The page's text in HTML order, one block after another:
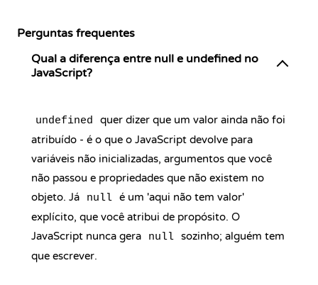
Perguntas frequentes
Qual a diferença entre null e undefined no
JavaScript?
undefined
quer dizer que um valor ainda não foi
atribuído - é o que o JavaScript devolve para
variáveis não inicializadas, argumentos que você
não passou e propriedades que não existem no
objeto. Já
null é um 'aqui não tem valor'
explícito, que você atribui de propósito. O
JavaScript nunca gera
null sozinho; alguém tem
que escrever.